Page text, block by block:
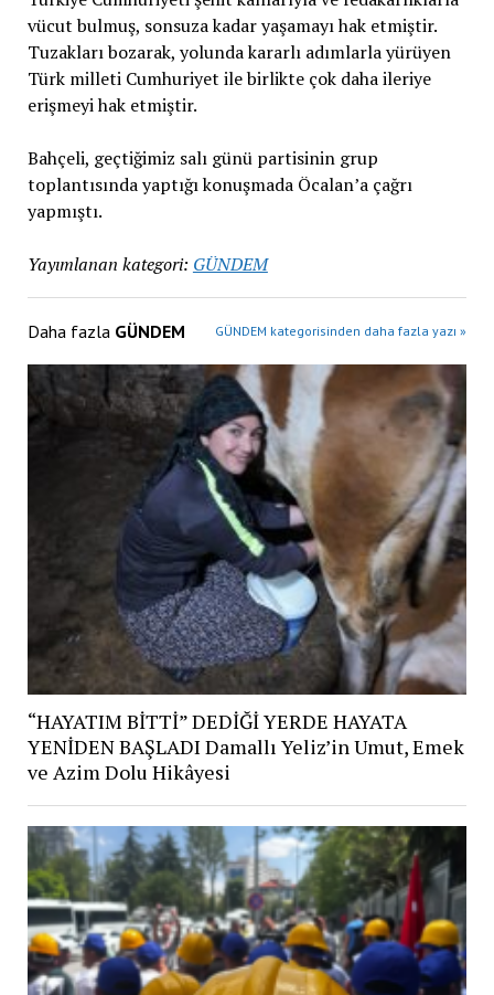
vücut bulmuş, sonsuza kadar yaşamayı hak etmiştir.
Tuzakları bozarak, yolunda kararlı adımlarla yürüyen
Türk milleti Cumhuriyet ile birlikte çok daha ileriye
erişmeyi hak etmiştir.
Bahçeli, geçtiğimiz salı günü partisinin grup
toplantısında yaptığı konuşmada Öcalan’a çağrı
yapmıştı.
Yayımlanan kategori: GÜNDEM
Daha fazla GÜNDEM GÜNDEM kategorisinden daha fazla yazı »
“HAYATIM BİTTİ” DEDİĞİ YERDE HAYATA
YENİDEN BAŞLADI Damallı Yeliz’in Umut, Emek
ve Azim Dolu Hikâyesi